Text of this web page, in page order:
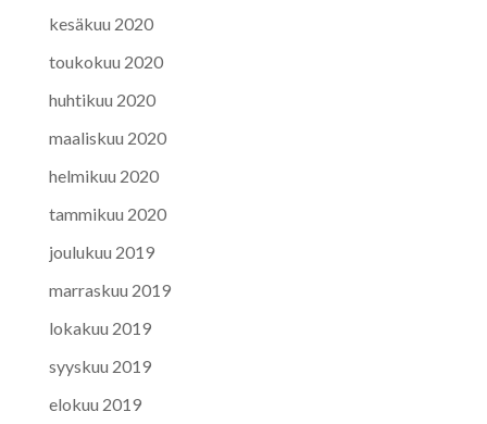
kesäkuu 2020
toukokuu 2020
huhtikuu 2020
maaliskuu 2020
helmikuu 2020
tammikuu 2020
joulukuu 2019
marraskuu 2019
lokakuu 2019
syyskuu 2019
elokuu 2019